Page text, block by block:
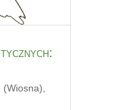
(Wiosna)